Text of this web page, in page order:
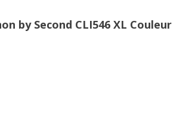
by Second CLI546 XL Couleur